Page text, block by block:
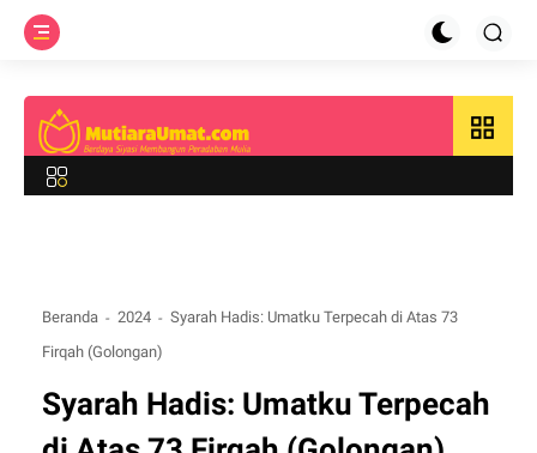
grid_view
Beranda 2024
Syarah Hadis: Umatku Terpecah di Atas 73
Firqah (Golongan)
Syarah Hadis: Umatku Terpecah